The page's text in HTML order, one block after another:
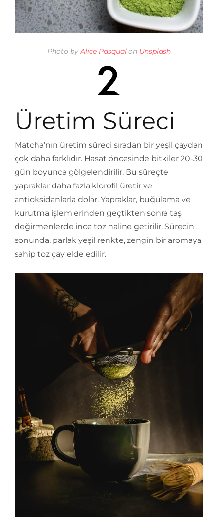
Photo byAlice Pasqual on Unsplash
Üretim Süreci
Matcha’nın üretim süreci sıradan bir yeşil çaydan
çok daha farklıdır. Hasat öncesinde bitkiler 20-30
gün boyunca gölgelendirilir. Bu süreçte
yapraklar daha fazla klorofil üretir ve
antioksidanlarla dolar. Yapraklar, buğulama ve
kurutma işlemlerinden geçtikten sonra taş
değirmenlerde ince toz haline getirilir. Sürecin
sonunda, parlak yeşil renkte, zengin bir aromaya
sahip toz çay elde edilir.